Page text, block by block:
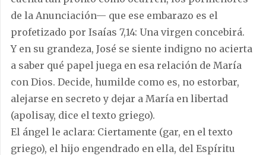
de la Anunciación— que ese embarazo es el
profetizado por Isaías 7,14: Una virgen concebirá.
Y en su grandeza, José se siente indigno no acierta
a saber qué papel juega en esa relación de María
con Dios. Decide, humilde como es, no estorbar,
alejarse en secreto y dejar a María en libertad
(apolisay, dice el texto griego).
El ángel le aclara: Ciertamente (gar, en el texto
griego), el hijo engendrado en ella, del Espíritu